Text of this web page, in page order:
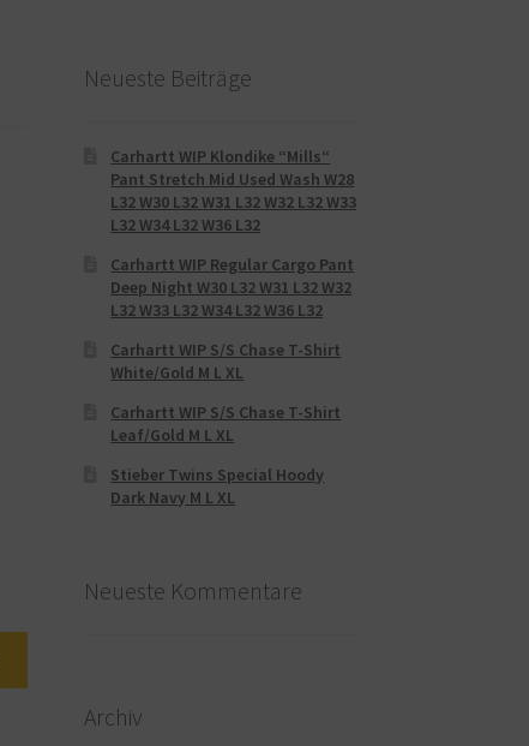
Neueste Beiträge
Carhartt WIP Klondike “Mills“
Pant Stretch Mid Used Wash W28
L32 W30 L32 W31 L32 W32 L32 W33
L32 W34 L32 W36 L32
Carhartt WIP Regular Cargo Pant
Deep Night W30 L32 W31 L32 W32
L32 W33 L32 W34 L32 W36 L32
Carhartt WIP S/S Chase T-Shirt
White/Gold M L XL
Carhartt WIP S/S Chase T-Shirt
Leaf/Gold M L XL
Stieber Twins Special Hoody
Dark Navy M L XL
Neueste Kommentare
Archiv